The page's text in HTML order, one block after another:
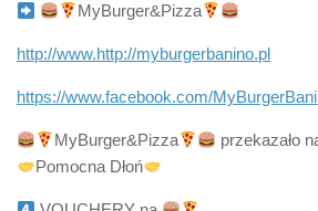
MyBurger&Pizza
http://www.http://myburgerbanino.pl
https://www.facebook.com/
MyBurger&Pizza
przekazało
Pomocna Dłoń